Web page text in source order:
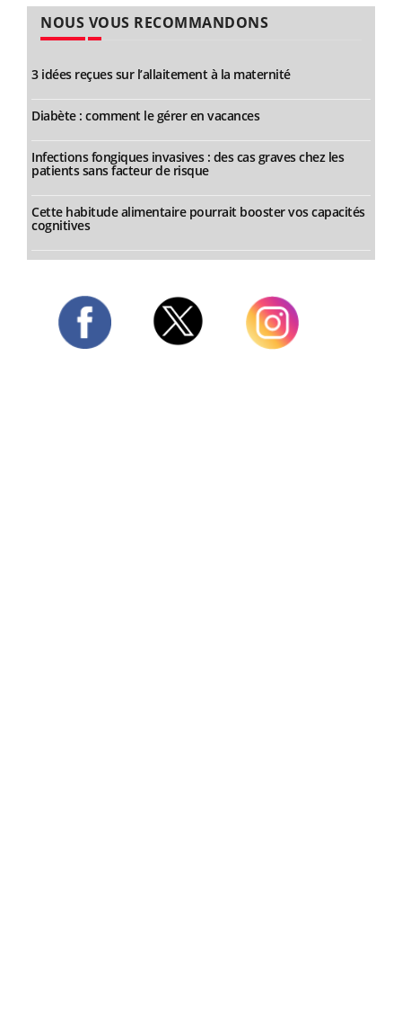
NOUS VOUS RECOMMANDONS
3 idées reçues sur l’allaitement à la maternité
Diabète : comment le gérer en vacances
Infections fongiques invasives : des cas graves chez les
patients sans facteur de risque
Cette habitude alimentaire pourrait booster vos capacités
cognitives